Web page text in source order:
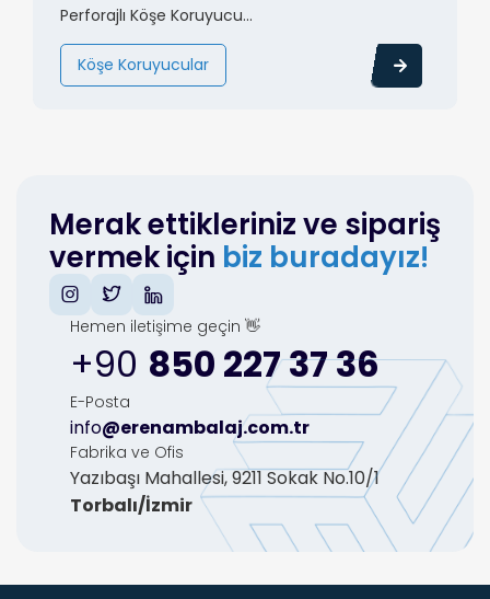
Perforajlı Köşe Koruyucu...
Köşe Koruyucular
Merak ettikleriniz ve sipariş
vermek için biz buradayız!
Hemen iletişime geçin 👋
+90 850 227 37 36
E-Posta
info@erenambalaj.com.tr
Fabrika ve Ofis
Yazıbaşı Mahallesi, 9211 Sokak No.10/1
Torbalı/İzmir